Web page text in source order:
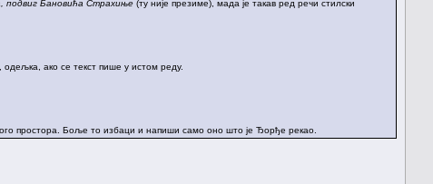
подвиг Бановића Страхиње (ту није презиме), мада је такав ред речи стилски
одељка, ако се текст пише у истом реду.
простора. Боље то избаци и напиши само оно што је Ђорђе рекао.